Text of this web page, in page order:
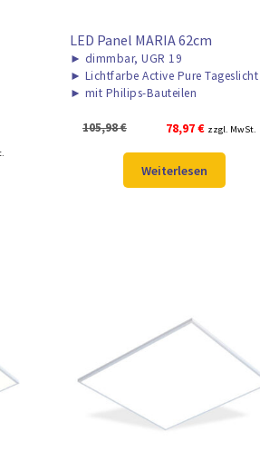
LED Panel MARIA 62cm
► dimmbar, UGR 19
► Lichtfarbe Active Pure Tageslicht
► mit Philips-Bauteilen
105,98€
Ursprünglicher
war:
105,98 €
78,97€Aktueller
ist:
78,97 €.
zzgl. MwSt.
Weiterlesen